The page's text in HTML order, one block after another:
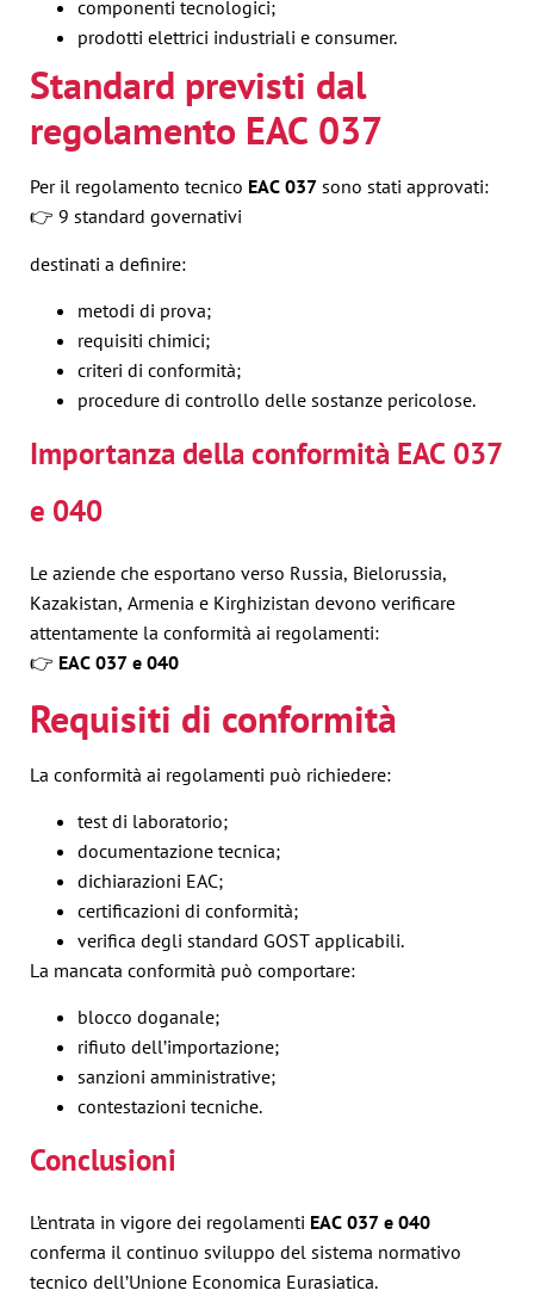
componenti tecnologici;
prodotti elettrici industriali e consumer.
Standard previsti dal
regolamento EAC 037
Per il regolamento tecnico EAC 037 sono stati approvati:
👉 9 standard governativi
destinati a definire:
metodi di prova;
requisiti chimici;
criteri di conformità;
procedure di controllo delle sostanze pericolose.
Importanza della conformità EAC 037
e 040
Le aziende che esportano verso Russia, Bielorussia,
Kazakistan, Armenia e Kirghizistan devono verificare
attentamente la conformità ai regolamenti:
👉 EAC 037 e 040
Requisiti di conformità
La conformità ai regolamenti può richiedere:
test di laboratorio;
documentazione tecnica;
dichiarazioni EAC;
certificazioni di conformità;
verifica degli standard GOST applicabili.
La mancata conformità può comportare:
blocco doganale;
rifiuto dell’importazione;
sanzioni amministrative;
contestazioni tecniche.
Conclusioni
L’entrata in vigore dei regolamenti EAC 037 e 040
conferma il continuo sviluppo del sistema normativo
tecnico dell’Unione Economica Eurasiatica.